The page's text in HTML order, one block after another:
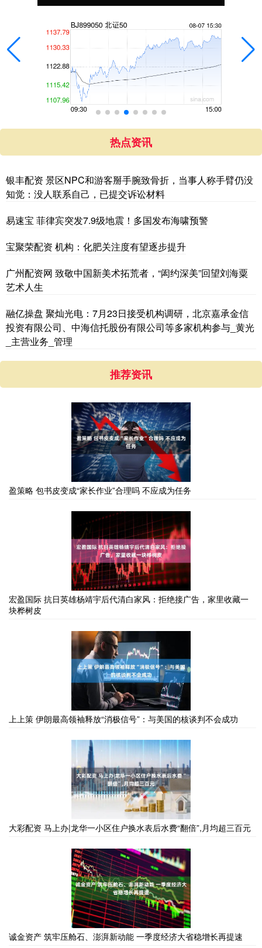
热点资讯
银丰配资 景区NPC和游客掰手腕致骨折，当事人称手臂仍没
知觉：没人联系自己，已提交诉讼材料
易速宝 菲律宾突发7.9级地震！多国发布海啸预警
宝聚荣配资 机构：化肥关注度有望逐步提升
广州配资网 致敬中国新美术拓荒者，“闳约深美”回望刘海粟
艺术人生
融亿操盘 聚灿光电：7月23日接受机构调研，北京嘉承金信
投资有限公司、中海信托股份有限公司等多家机构参与_黄光
_主营业务_管理
推荐资讯
盈策略 包书皮变成“家长作业”合理吗 不应成为任务
宏盈国际 抗日英雄杨靖宇后代清白家风：拒绝接广告，家里收藏一
块桦树皮
上上策 伊朗最高领袖释放“消极信号”：与美国的核谈判不会成功
大彩配资 马上办|龙华一小区住户换水表后水费“翻倍”,月均超三百元
诚金资产 筑牢压舱石、澎湃新动能 一季度经济大省稳增长再提速